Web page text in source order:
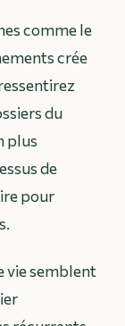
comme le
crée
du
plus
de
pour
vie semblent